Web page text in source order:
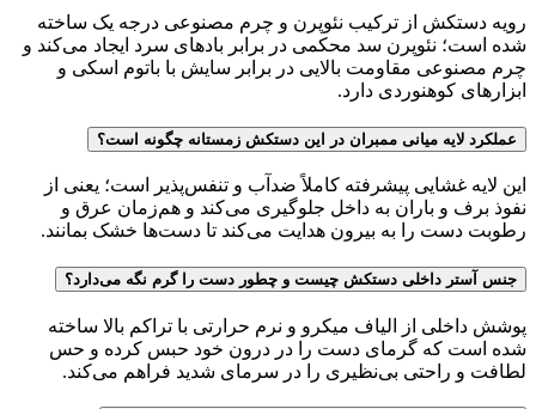
رویه دستکش از ترکیب نئوپرن و چرم مصنوعی درجه یک ساخته
شده است؛ نئوپرن سد محکمی در برابر بادهای سرد ایجاد می‌کند و
چرم مصنوعی مقاومت بالایی در برابر سایش با باتوم اسکی و
ابزارهای کوهنوردی دارد.
عملکرد لایه میانی ممبران در این دستکش زمستانه چگونه است؟
این لایه غشایی پیشرفته کاملاً ضدآب و تنفس‌پذیر است؛ یعنی از
نفوذ برف و باران به داخل جلوگیری می‌کند و هم‌زمان عرق و
رطوبت دست را به بیرون هدایت می‌کند تا دست‌ها خشک بمانند.
جنس آستر داخلی دستکش چیست و چطور دست را گرم نگه می‌دارد؟
پوشش داخلی از الیاف میکرو و نرم حرارتی با تراکم بالا ساخته
شده است که گرمای دست را در درون خود حبس کرده و حس
لطافت و راحتی بی‌نظیری را در سرمای شدید فراهم می‌کند.